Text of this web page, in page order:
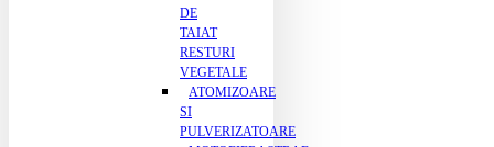
DE
TAIAT
RESTURI
VEGETALE
ATOMIZOARE
SI
PULVERIZATOARE